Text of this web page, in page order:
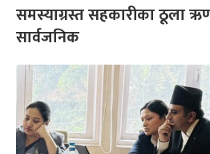
समस्याग्रस्त सहकारीका ठूला
सार्वजनिक